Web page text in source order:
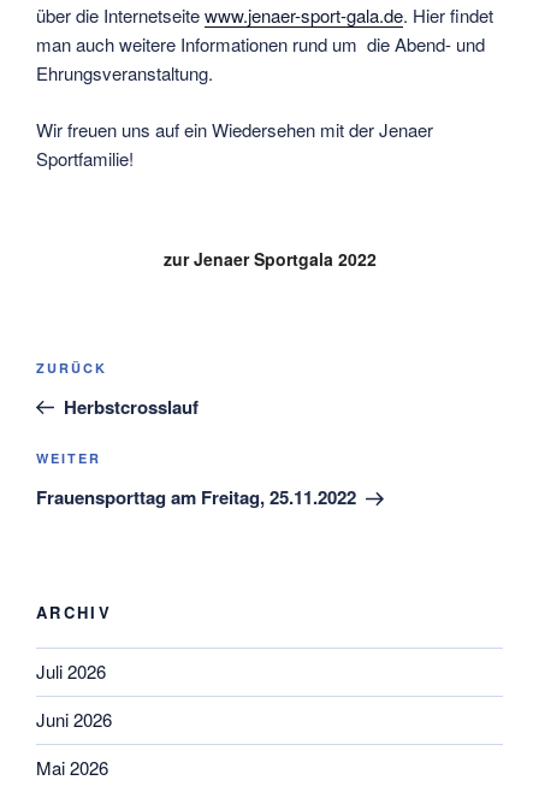
über die Internetseitewww.jenaer-sport-gala.de. Hier findet
man auch weitere Informationen rund um die Abend- und
Ehrungsveranstaltung.
Wir freuen uns auf ein Wiedersehen mit der Jenaer
Sportfamilie!
zur Jenaer Sportgala 2022
Beitragsnavigation
Vorheriger
Beitrag
ZURÜCK
Herbstcrosslauf
Nächster
Beitrag
WEITER
Frauensporttag am Freitag, 25.11.2022
ARCHIV
Juli 2026
Juni 2026
Mai 2026